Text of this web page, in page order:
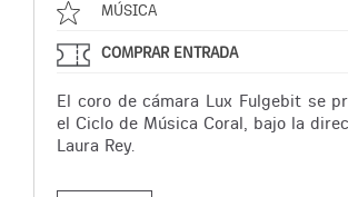
MÚSICA
COMPRAR ENTRADA
El coro de cámara Lux Fulgebit se
el Ciclo de Música Coral, bajo la
Laura Rey.